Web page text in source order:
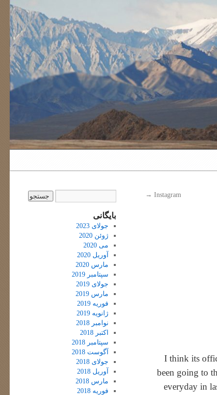
Instagram
→
I think its
been going to
everyday in
بایگانی
جولای 2023
ژوئن 2020
می 2020
آوریل 2020
مارس 2020
سپتامبر 2019
جولای 2019
مارس 2019
فوریه 2019
ژانویه 2019
نوامبر 2018
اکتبر 2018
سپتامبر 2018
آگوست 2018
جولای 2018
آوریل 2018
مارس 2018
فوریه 2018